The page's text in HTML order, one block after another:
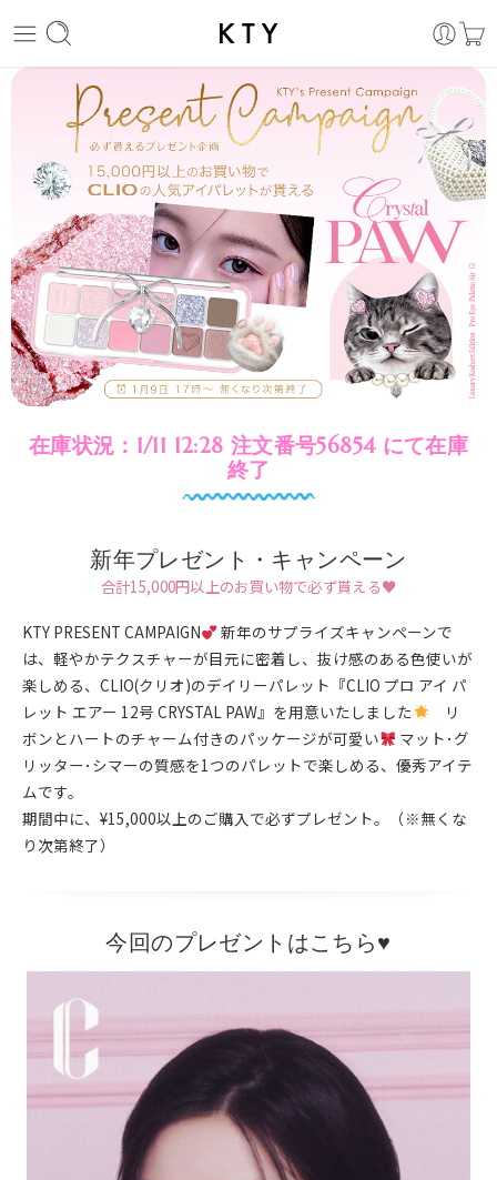
在庫状況：1/11 12:28 注文番号56854 にて在庫
終了
新年プレゼント・キャンペーン
合計15,000円以上のお買い物で必ず貰える♥
KTY PRESENT CAMPAIGN
新年のサプライズキャンペーンで
は、軽やかテクスチャーが目元に密着し、抜け感のある色使いが
楽しめる、CLIO(クリオ)のデイリーパレット『CLIO プロ アイ パ
レット エアー 12号 CRYSTAL PAW』を用意いたしました
リ
ボンとハートのチャーム付きのパッケージが可愛い
マット･グ
リッター･シマーの質感を1つのパレットで楽しめる、優秀アイテ
ムです。
期間中に、¥15,000以上のご購入で必ずプレゼント。（※無くな
り次第終了）
今回のプレゼントはこちら♥